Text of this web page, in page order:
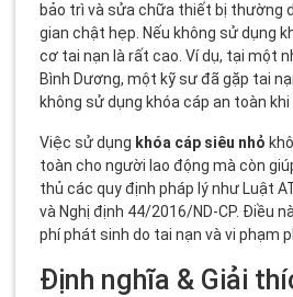
bảo trì và sửa chữa thiết bị thường
gian chật hẹp. Nếu không sử dụng
cơ tai nạn là rất cao. Ví dụ, tại một
Bình Dương, một kỹ sư đã gặp tai
không sử dụng khóa cáp an toàn
Việc sử dụng khóa cáp siêu nhỏ
toàn cho người lao động mà còn
thủ các quy định pháp lý như Luật
và Nghị định 44/2016/ND-CP. Điều
phí phát sinh do tai nạn và vi phạm
Định nghĩa & Giải